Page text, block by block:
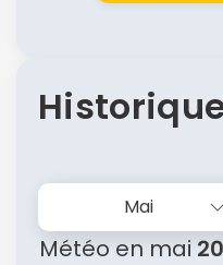
Mai
Météo en mai